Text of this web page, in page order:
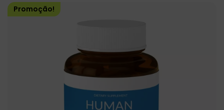
Promoção!